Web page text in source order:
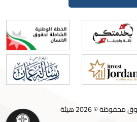
جميع الحقوق محفوظة © 2026 هيئة